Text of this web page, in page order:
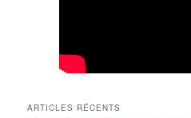
ARTICLES RÉCENTS